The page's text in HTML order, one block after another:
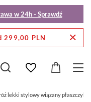
w 24h - Sprawdź
299,00 PLN
lekki stylowy wiązany płaszczyk